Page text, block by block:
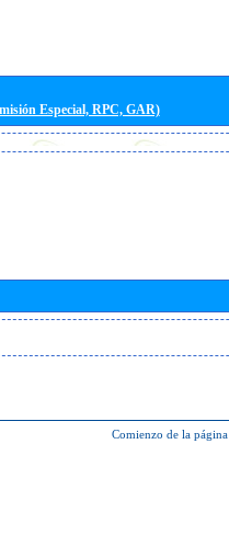
Especial, RPC, GAR)
Comienzo de la página